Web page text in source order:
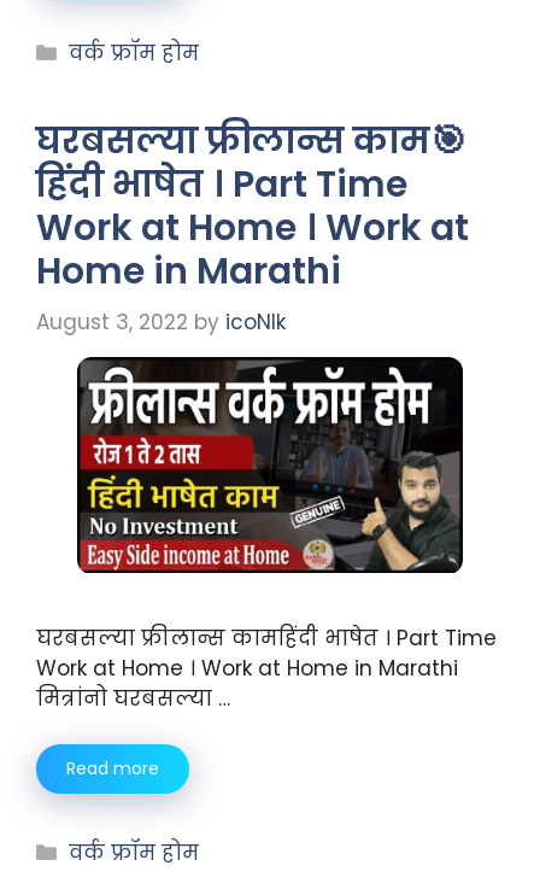
वर्क फ्रॉम होम
घरबसल्या फ्रीलान्स काम🎯
हिंदी भाषेत । Part Time
Work at Home । Work at
Home in Marathi
August 3, 2022 by icoNIk
घरबसल्या फ्रीलान्स कामहिंदी भाषेत । Part Time
Work at Home । Work at Home in Marathi
मित्रांनो घरबसल्या …
Read more
वर्क फ्रॉम होम